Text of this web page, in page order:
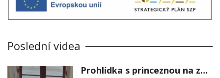
Poslední videa
Prohlídka s princeznou na zámku Stekník